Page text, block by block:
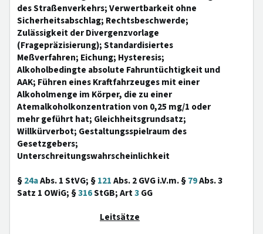
des Straßenverkehrs; Verwertbarkeit ohne
Sicherheitsabschlag; Rechtsbeschwerde;
Zulässigkeit der Divergenzvorlage
(Fragepräzisierung); Standardisiertes
Meßverfahren; Eichung; Hysteresis;
Alkoholbedingte absolute Fahruntüchtigkeit und
AAK; Führen eines Kraftfahrzeuges mit einer
Alkoholmenge im Körper, die zu einer
Atemalkoholkonzentration von 0,25 mg/1 oder
mehr geführt hat; Gleichheitsgrundsatz;
Willkürverbot; Gestaltungsspielraum des
Gesetzgebers;
Unterschreitungswahrscheinlichkeit
§24aAbs. 1 StVG; §121Abs. 2 GVG i.V.m. §79Abs. 3
Satz 1 OWiG; §316StGB; Art3GG
Leitsätze